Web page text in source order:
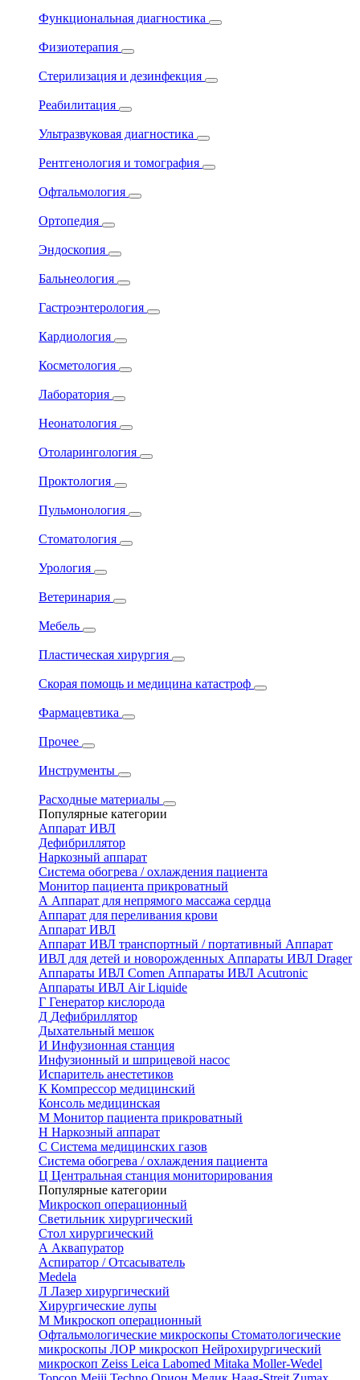
Функциональная диагностика
Физиотерапия
Стерилизация и дезинфекция
Реабилитация
Ультразвуковая диагностика
Рентгенология и томография
Офтальмология
Ортопедия
Эндоскопия
Бальнеология
Гастроэнтерология
Кардиология
Косметология
Лаборатория
Неонатология
Отоларингология
Проктология
Пульмонология
Стоматология
Урология
Ветеринария
Мебель
Пластическая хирургия
Скорая помощь и медицина катастроф
Фармацевтика
Прочее
Инструменты
Расходные материалы
Популярные категории
Аппарат ИВЛ
Дефибриллятор
Наркозный аппарат
Система обогрева / охлаждения пациента
Монитор пациента прикроватный
А Аппарат для непрямого массажа сердца
Аппарат для переливания крови
Аппарат ИВЛ
Аппарат ИВЛ транспортный / портативный Аппарат
ИВЛ для детей и новорожденных Аппараты ИВЛ Drager
Аппараты ИВЛ Comen Аппараты ИВЛ Acutronic
Аппараты ИВЛ Air Liquide
Г Генератор кислорода
Д Дефибриллятор
Дыхательный мешок
И Инфузионная станция
Инфузионный и шприцевой насос
Испаритель анестетиков
К Компрессор медицинский
Консоль медицинская
М Монитор пациента прикроватный
Н Наркозный аппарат
С Система медицинских газов
Система обогрева / охлаждения пациента
Ц Центральная станция мониторирования
Популярные категории
Микроскоп операционный
Светильник хирургический
Стол хирургический
А Аквапуратор
Аспиратор / Отсасыватель
Medela
Л Лазер хирургический
Хирургические лупы
М Микроскоп операционный
Офтальмологические микроскопы Стоматологические
микроскопы ЛОР микроскоп Нейрохирургический
микроскоп Zeiss Leica Labomed Mitaka Moller-Wedel